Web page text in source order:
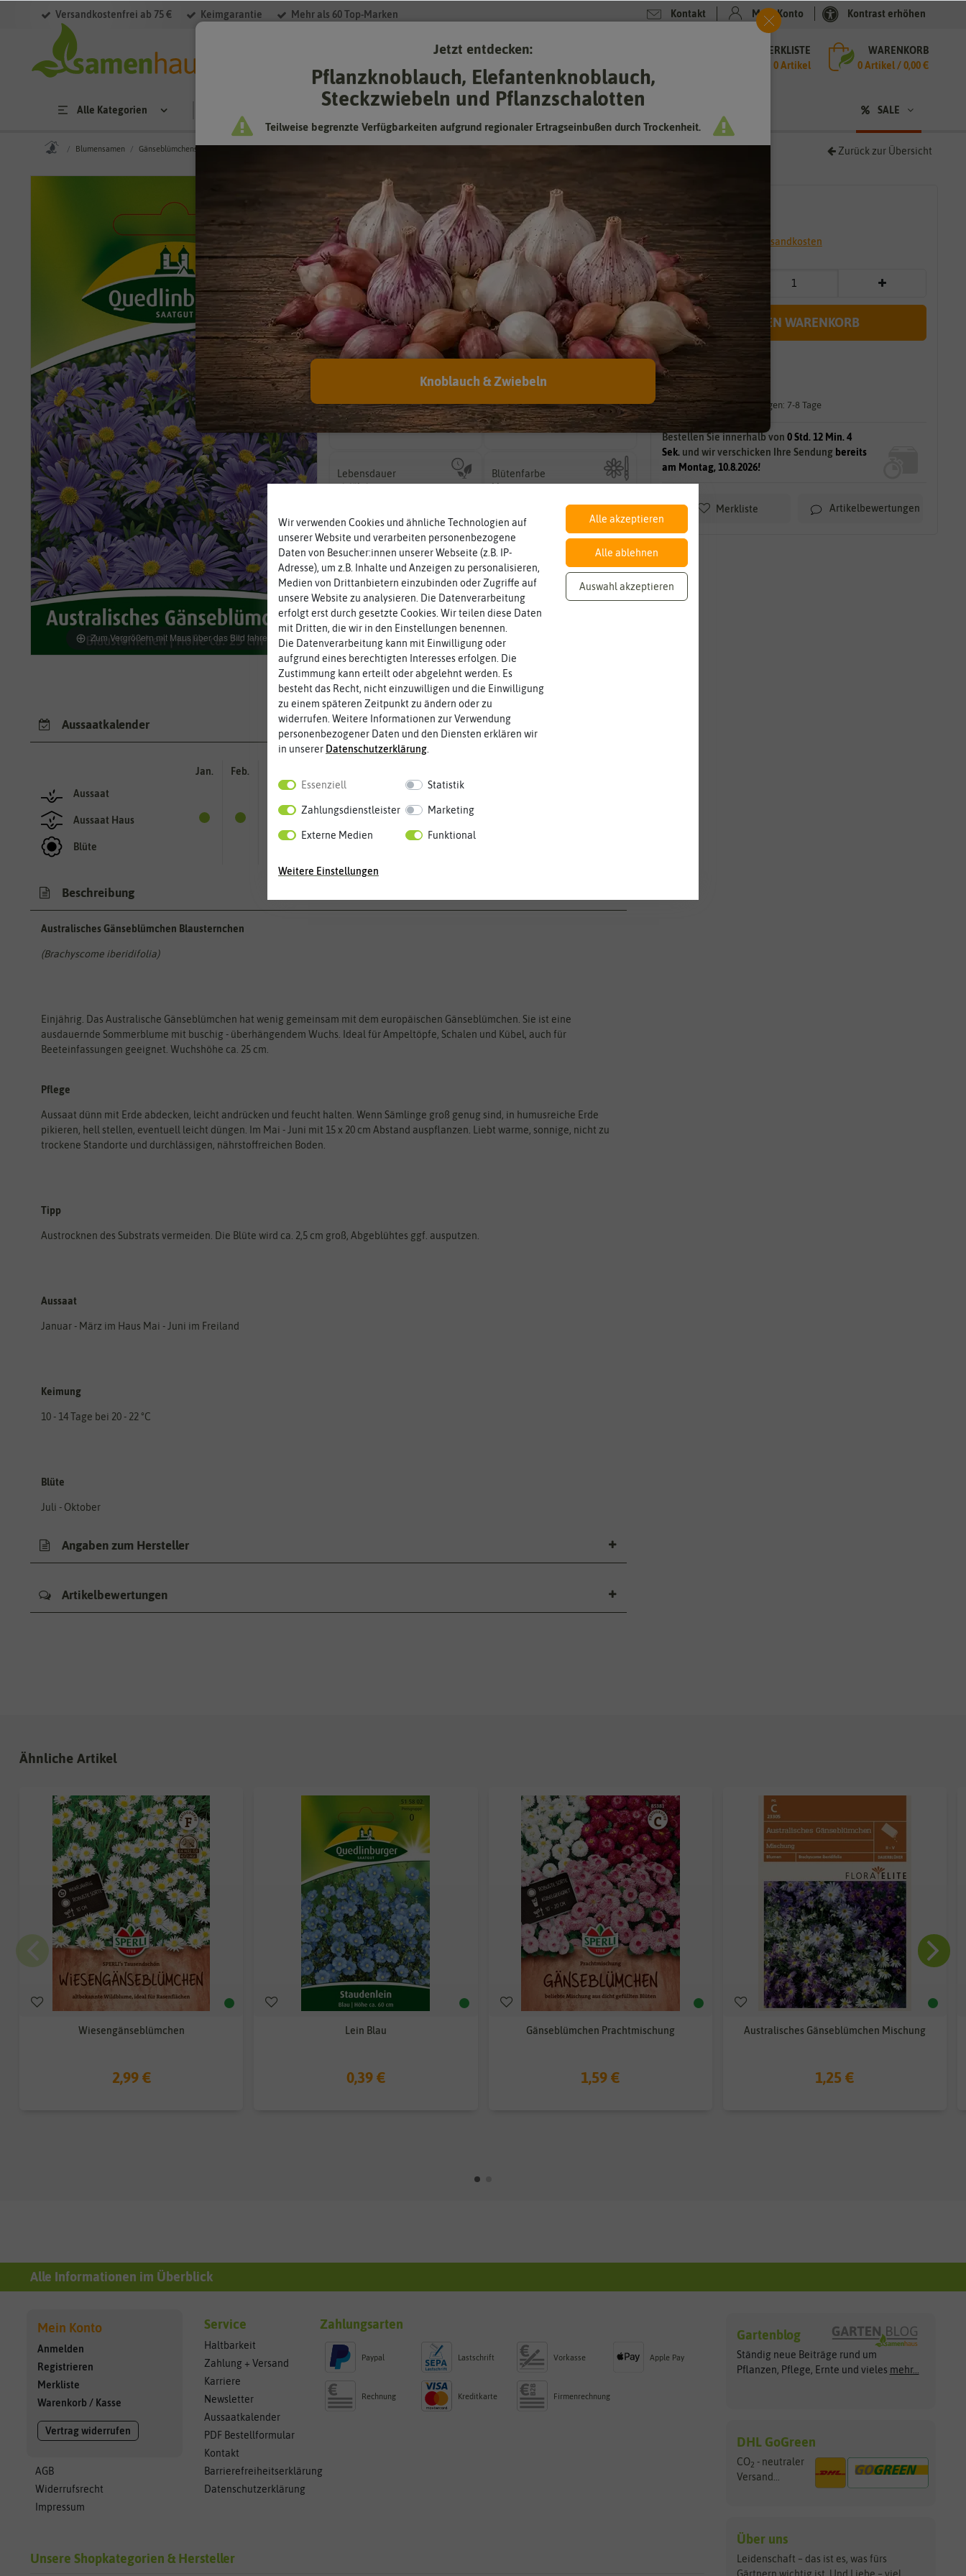
Versandkostenfrei ab 75 € Keimgarantie Mehr als 60 Top-Marken Kontakt Mein Konto Kontrast erhöhen
MERKLISTE
0 Artikel
WARENKORB
0Artikel /0,00 €
Alle Kategorien SALE
Blumensamen Gänseblümchensamen Zurück zur Übersicht
Zum Vergrößern mit Maus über das Bild fahren
* inkl. 7% MwSt. zzgl. Versandkosten
IN DEN WARENKORB
sofort lieferbar
gilt für 8Stück
Lieferzeit für größere Mengen: 7-8 Tage
Bestellen Sie innerhalb von 0 Std. 12 Min. 2
Sek.und wir verschicken Ihre Sendung bereits
am Montag, 10.8.2026!
Merkliste Artikelbewertungen
Australisches Gänseblümchen
Blausternchen
Blausternchen - Höhe ca. 25 cm
Hersteller:
Quedlinburger Saatgut
Artikelnummer:
503082-qb
EAN:
4014352191954
Inhalt
0,05 g Wie viel ist enthalten
Standort
sonnig
Wie viel Licht benötigt die
Pflanze? (schattig, halbschattig,
sonnig, vollsonnig)
Lebensdauer
einjährig
einjährig, zweijährig oder
mehrjährig. Blütenfarbe
blau
auch mehrfarbig sein.
Aussaatkalender
Aussaat
Aussaat Haus
Blüte
Jan. Feb.
Beschreibung
Australisches Gänseblümchen Blausternchen
(Brachyscome iberidifolia)
Einjährig. Das Australische Gänseblümchen hat wenig gemeinsam mit dem europäischen Gänseblümchen. Sie ist eine
ausdauernde Sommerblume mit buschig - überhängendem Wuchs. Ideal für Ampeltöpfe, Schalen und Kübel, auch für
Beeteinfassungen geeignet. Wuchshöhe ca. 25 cm.
Pflege
Aussaat dünn mit Erde abdecken, leicht andrücken und feucht halten. Wenn Sämlinge groß genug sind, in humusreiche Erde
pikieren, hell stellen, eventuell leicht düngen. Im Mai - Juni mit 15 x 20 cm Abstand auspflanzen. Liebt warme, sonnige, nicht zu
trockene Standorte und durchlässigen, nährstoffreichen Boden.
Tipp
Austrocknen des Substrats vermeiden. Die Blüte wird ca. 2,5 cm groß, Abgeblühtes ggf. ausputzen.
Aussaat
Januar - März im Haus Mai - Juni im Freiland
Keimung
10 - 14 Tage bei 20 - 22 °C
Blüte
Juli - Oktober
Angaben zum Hersteller
Artikelbewertungen
Ähnliche Artikel
Wiesengänseblümchen
2,99 €
Lein Blau
0,39 €
Gänseblümchen Prachtmischung
1,59 €
Australisches Gänseblümchen Mischung
1,25 €
Alle Informationen im Überblick
Mein Konto
Anmelden
Registrieren
Merkliste
Warenkorb / Kasse
Vertrag widerrufen
AGB
Widerrufsrecht
Impressum
Service
Haltbarkeit
Zahlung + Versand
Karriere
Newsletter
Aussaatkalender
PDF Bestellformular
Kontakt
Barrierefreiheitserklärung
Datenschutzerklärung
Zahlungsarten
Paypal Lastschrift Vorkasse Apple Pay
Rechnung Kreditkarte Firmenrechnung
Unsere Shopkategorien & Hersteller
Gartenblog
Ständig neue Beiträge rund um
Pflanzen, Pflege, Ernte und vieles mehr...
DHL GoGreen
CO2 - neutraler
Versand...
Über uns
Leidenschaft – das ist es, was fürs
Wir verwenden Cookies und ähnliche Technologien auf
unserer Website und verarbeiten personenbezogene
Daten von Besucher:innen unserer Webseite (z.B. IP-
Adresse), um z.B. Inhalte und Anzeigen zu personalisieren,
Medien von Drittanbietern einzubinden oder Zugriffe auf
unsere Website zu analysieren. Die Datenverarbeitung
erfolgt erst durch gesetzte Cookies. Wir teilen diese Daten
mit Dritten, die wir in den Einstellungen benennen.
Die Datenverarbeitung kann mit Einwilligung oder
aufgrund eines berechtigten Interesses erfolgen. Die
Zustimmung kann erteilt oder abgelehnt werden. Es
besteht das Recht, nicht einzuwilligen und die Einwilligung
zu einem späteren Zeitpunkt zu ändern oder zu
widerrufen. Weitere Informationen zur Verwendung
personenbezogener Daten und den Diensten erklären wir
in unserer Daten­schutz­erklärung
Essenziell Statistik
Zahlungsdienstleister Marketing
Externe Medien Funktional
Weitere Einstellungen
Alle akzeptieren
Alle ablehnen
Auswahl akzeptieren
Jetzt entdecken:
Pflanzknoblauch, Elefantenknoblauch,
Steckzwiebeln und Pflanzschalotten
Teilweise begrenzte Verfügbarkeiten aufgrund regionaler Ertragseinbußen durch Trockenheit.
Knoblauch & Zwiebeln